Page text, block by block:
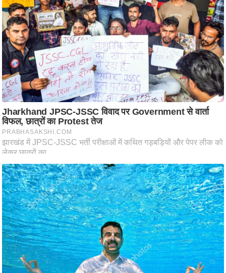
स
मं
त्रा
रि
ले
श
न
शि
प
रा
ज
नी
ति
वि
श्ले
ष
ण
स
म
सा